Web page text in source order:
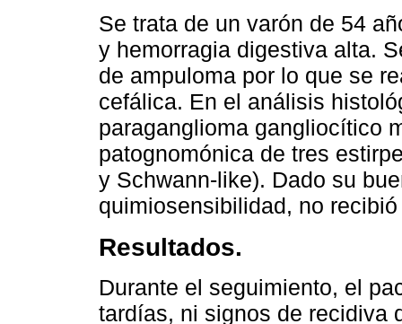
Se trata de un varón de 54
y hemorragia digestiva alta.
de ampuloma por lo que se
cefálica. En el análisis
paraganglioma gangliocítico
patognomónica de tres
y Schwann-like). Dado su
quimiosensibilidad, no
Resultados.
Durante el seguimiento, el
tardías, ni signos de recidiva